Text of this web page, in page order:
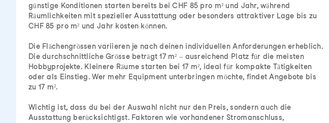
günstige Konditionen starten bereits bei CHF 85 pro m² und Jahr, während
Räumlichkeiten mit spezieller Ausstattung oder besonders attraktiver Lage bis zu
CHF 85 pro m² und Jahr kosten können.
Die Flächengrössen variieren je nach deinen individuellen Anforderungen erheblich.
Die durchschnittliche Grösse beträgt 17 m² – ausreichend Platz für die meisten
Hobbyprojekte. Kleinere Räume starten bei 17 m², ideal für kompakte Tätigkeiten
oder als Einstieg. Wer mehr Equipment unterbringen möchte, findet Angebote bis
zu 17 m².
Wichtig ist, dass du bei der Auswahl nicht nur den Preis, sondern auch die
Ausstattung berücksichtigst. Faktoren wie vorhandener Stromanschluss,